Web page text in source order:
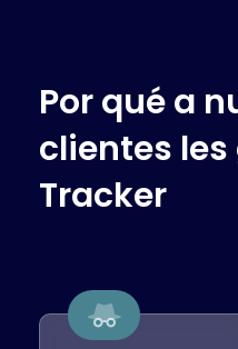
Porquéa n
clientes les
Tracker